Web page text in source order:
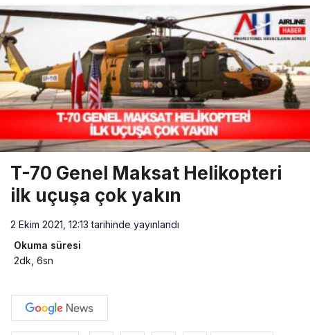
T-70 Genel Maksat Helikopteri
ilk uçuşa çok yakın
2 Ekim 2021, 12:13 tarihinde yayınlandı
Okuma süresi
2dk, 6sn